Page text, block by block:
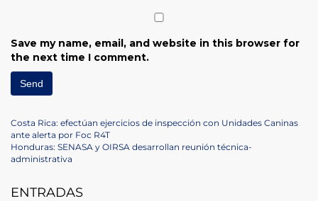
Save my name, email, and website in this browser for
the next time I comment.
Post
navigation
Previous
Post
Costa Rica: efectúan ejercicios de inspección con Unidades Caninas
ante alerta por Foc R4T
Next
Post
Honduras: SENASA y OIRSA desarrollan reunión técnica-
administrativa
ENTRADAS